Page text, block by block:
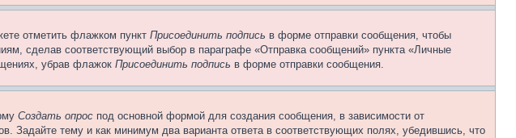
отметить флажком пункт Присоединить подпись в форме отправки сообщения, чтобы
сделав соответствующий выбор в параграфе «Отправка сообщений» пункта «Личные
убрав флажок Присоединить подпись в форме отправки сообщения.
Создать опрос под основной формой для создания сообщения, в зависимости от
Задайте тему и как минимум два варианта ответа в соответствующих полях, убедившись, что